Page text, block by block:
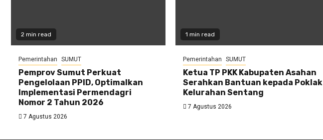
2 min read
Pemerintahan SUMUT
Pemprov Sumut Perkuat
Pengelolaan PPID, Optimalkan
Implementasi Permendagri
Nomor 2 Tahun 2026
7 Agustus 2026
1 min read
Pemerintahan SUMUT
Ketua TP PKK Kabupaten Asahan
Serahkan Bantuan kepada Poklak
Kelurahan Sentang
7 Agustus 2026